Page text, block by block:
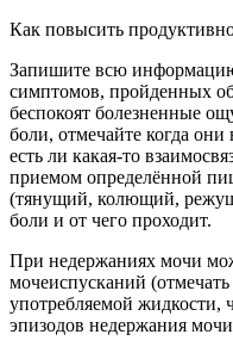
Как повысить
Запишите всю
симптомов, пройденных
беспокоят болезненные
боли, отмечайте когда
есть ли какая-то
приемом определённой
(тянущий, колющий,
боли и от чего проходит.
При недержаниях мочи
мочеиспусканий
употребляемой жидкости,
эпизодов недержания